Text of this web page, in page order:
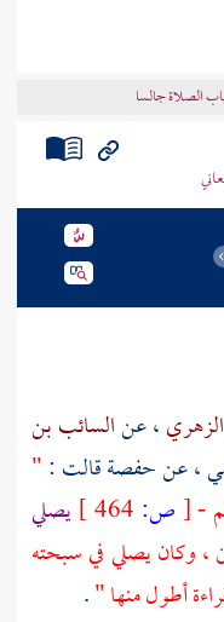
الصلاة جالسا
الزهري، عنالسائب بن
، عنحفصةقالت :"
-
[ص:
يصلي
، وكان يصلي في سبحته
أطول منها ".